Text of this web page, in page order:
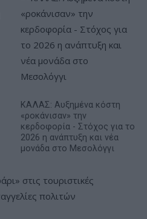
ΚΑΛΑΣ: Αυξημένα κόστη
«ροκάνισαν» την
κερδοφορία - Στόχος για το
2026 η ανάπτυξη και νέα
μονάδα στο Μεσολόγγι